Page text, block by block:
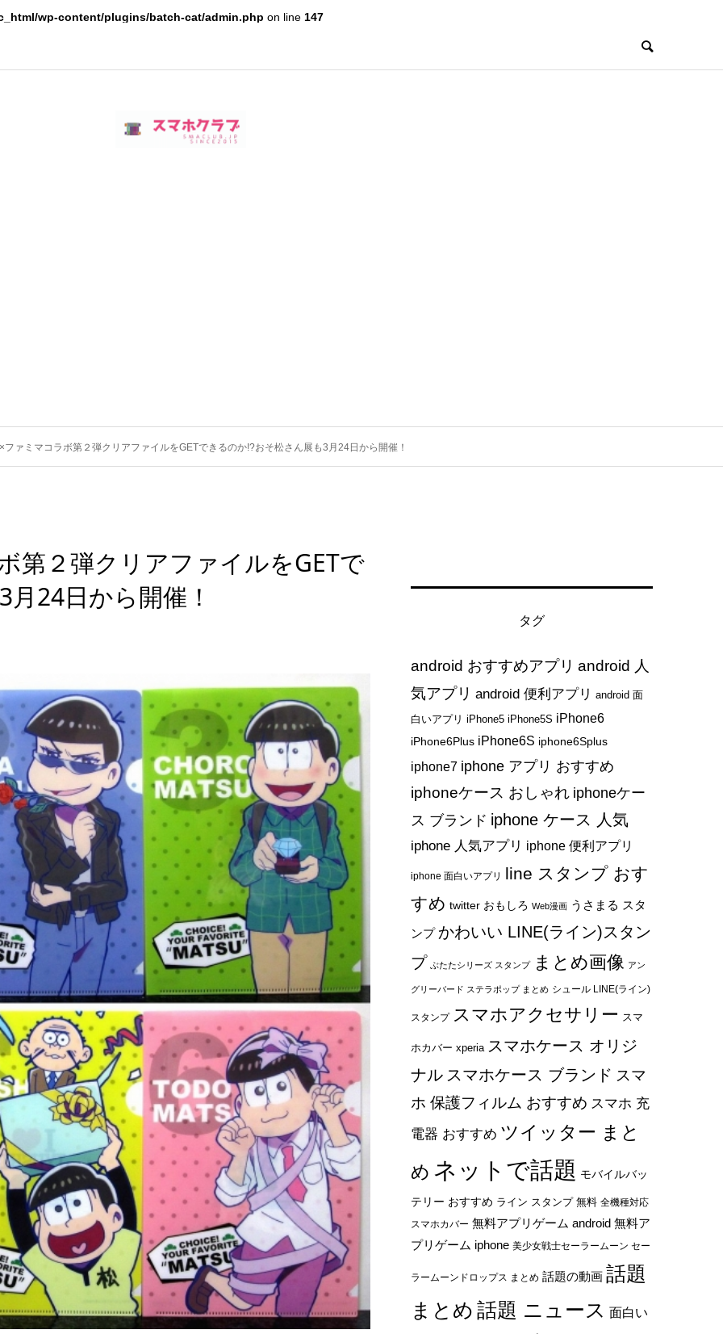
wp-content/plugins/batch-cat/admin.php on line 147
ファミマコラボ第２弾クリアファイルをGETできるのか!?おそ松さん展も3月24日から開催！
第２弾クリアファイルをGETで
24日から開催！
タグ
android おすすめアプリ android 人
気アプリ android 便利アプリ android 面
白いアプリ iPhone5 iPhone5S iPhone6
iPhone6Plus iPhone6S iphone6Splus
iphone7 iphone アプリ おすすめ
iphoneケース おしゃれ iphoneケー
ス ブランド iphone ケース 人気
iphone 人気アプリ iphone 便利アプリ
iphone 面白いアプリ line スタンプ おす
すめ twitter おもしろ Web漫画 うさまる スタ
ンプ かわいい LINE(ライン)スタン
プ ぶたたシリーズ スタンプ まとめ画像 アン
グリーバード ステラポップ まとめ シュール LINE(ライン)
スタンプ スマホアクセサリー スマ
ホカバー xperia スマホケース オリジ
ナル スマホケース ブランド スマ
ホ 保護フィルム おすすめ スマホ 充
電器 おすすめ ツイッター まと
め ネットで話題 モバイルバッ
テリー おすすめ ライン スタンプ 無料 全機種対応
スマホカバー 無料アプリゲーム android 無料ア
プリゲーム iphone 美少女戦士セーラームーン セー
ラームーンドロップス まとめ 話題の動画 話題
まとめ 話題 ニュース 面白い